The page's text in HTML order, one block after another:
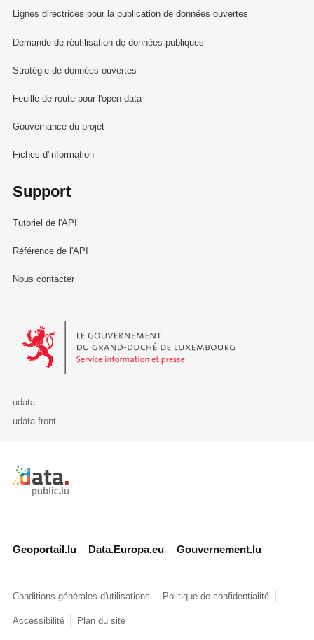
Lignes directrices pour la publication de données ouvertes
Demande de réutilisation de données publiques
Stratégie de données ouvertes
Feuille de route pour l'open data
Gouvernance du projet
Fiches d'information
Support
Tutoriel de l'API
Référence de l'API
Nous contacter
Le Gouvernement du Grand-Duché de Luxembourg - Service
udata
udata-front
Retour à l'accueil de data.public.lu
Geoportail.lu Data.Europa.eu Gouvernement.lu
Conditions générales d'utilisations Politique de confidentialité
Accessibilité Plan du site